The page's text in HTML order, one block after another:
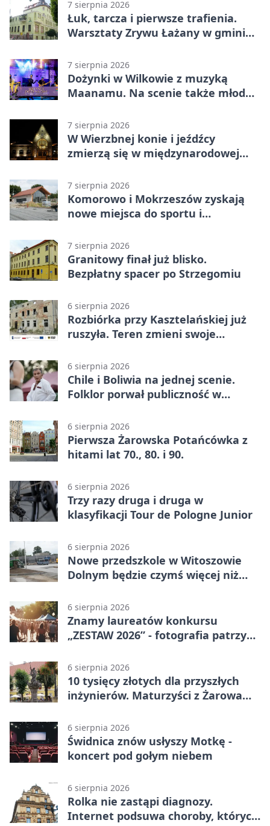
7 sierpnia 2026
Łuk, tarcza i pierwsze trafienia.
Warsztaty Zrywu Łażany w gminie
7 sierpnia 2026
Dożynki w Wilkowie z muzyką
Maanamu. Na scenie także młode
7 sierpnia 2026
W Wierzbnej konie i jeźdźcy
zmierzą się w międzynarodowej
7 sierpnia 2026
Komorowo i Mokrzeszów zyskają
nowe miejsca do sportu i
7 sierpnia 2026
Granitowy finał już blisko.
Bezpłatny spacer po Strzegomiu
6 sierpnia 2026
Rozbiórka przy Kasztelańskiej już
ruszyła. Teren zmieni swoje
6 sierpnia 2026
Chile i Boliwia na jednej scenie.
Folklor porwał publiczność w
6 sierpnia 2026
Pierwsza Żarowska Potańcówka z
hitami lat 70., 80. i 90.
6 sierpnia 2026
Trzy razy druga i druga w
klasyfikacji Tour de Pologne Junior
6 sierpnia 2026
Nowe przedszkole w Witoszowie
Dolnym będzie czymś więcej niż
6 sierpnia 2026
Znamy laureatów konkursu
„ZESTAW 2026” - fotografia patrzy
6 sierpnia 2026
10 tysięcy złotych dla przyszłych
inżynierów. Maturzyści z Żarowa
6 sierpnia 2026
Świdnica znów usłyszy Motkę -
koncert pod gołym niebem
6 sierpnia 2026
Rolka nie zastąpi diagnozy.
Internet podsuwa choroby, których